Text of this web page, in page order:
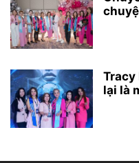
Tracy
lại là